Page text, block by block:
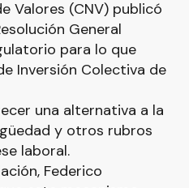
Valores (CNV) publicó
General
para lo que
Inversión Colectiva de
una alternativa a la
y otros rubros
laboral.
Federico